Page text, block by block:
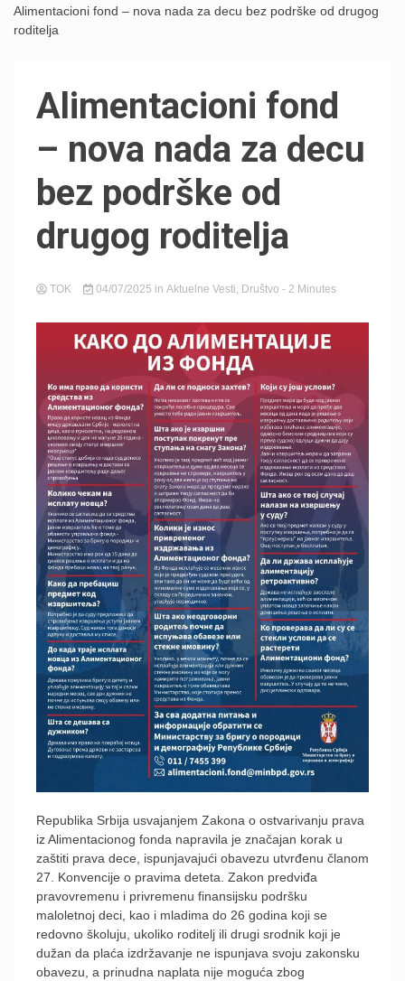
Alimentacioni fond – nova nada za decu bez podrške od drugog
roditelja
Alimentacioni fond
– nova nada za decu
bez podrške od
drugog roditelja
TOK 04/07/2025 in Aktuelne Vesti, Društvo - 2 Minutes
Republika Srbija usvajanjem Zakona o ostvarivanju prava
iz Alimentacionog fonda napravila je značajan korak u
zaštiti prava dece, ispunjavajući obavezu utvrđenu članom
27. Konvencije o pravima deteta. Zakon predviđa
pravovremenu i privremenu finansijsku podršku
maloletnoj deci, kao i mladima do 26 godina koji se
redovno školuju, ukoliko roditelj ili drugi srodnik koji je
dužan da plaća izdržavanje ne ispunjava svoju zakonsku
obavezu, a prinudna naplata nije moguća zbog